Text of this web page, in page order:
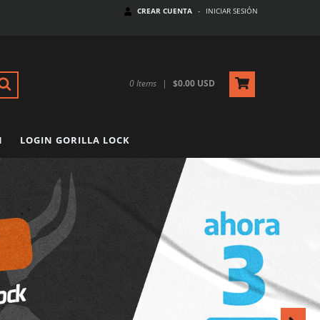
CREAR CUENTA - INICIAR SESIÓN
0Items | $0.00 USD
LOGIN GORILLA LOCK